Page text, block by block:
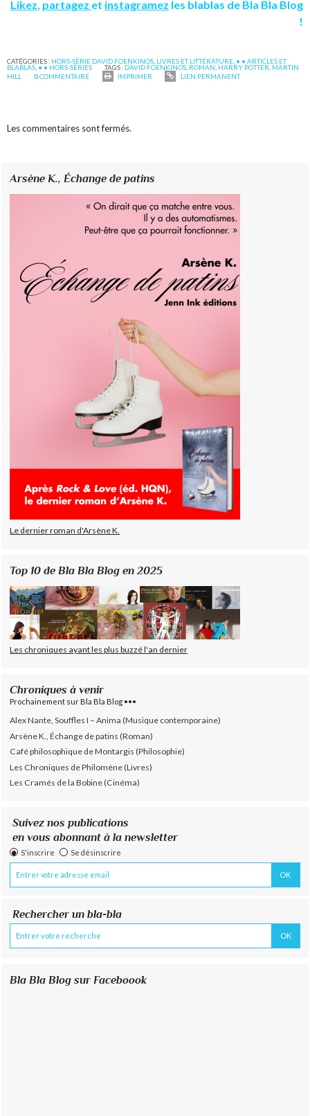
Likez, partagez et instagramez les blablas de Bla Bla Blog
!
CATÉGORIES : HORS-SÉRIE DAVID FOENKINOS LIVRES ET LITTÉRATURE • • ARTICLES ET
BLABLAS • • HORS-SÉRIES TAGS : DAVID FOENKINOS ROMAN HARRY POTTER MARTIN
HILL
0COMMENTAIRE IMPRIMER LIEN PERMANENT
Les commentaires sont fermés.
Arsène K.,Échange de patins
Le dernier roman d'Arsène K.
Top 10 de Bla Bla Blog en 2025
Les chroniques ayant les plus buzzé l'an dernier
Chroniques à venir
Prochainement sur Bla Bla Blog •••
Alex Nante, Souffles I – Anima (Musique contemporaine)
Arsène K., Échange de patins (Roman)
Café philosophique de Montargis (Philosophie)
Les Chroniques de Philomène (Livres)
Les Cramés de la Bobine (Cinéma)
Suivez nos publications
en vous abonnant à la newsletter
S'inscrire Se désinscrire
Rechercher un bla-bla
Bla Bla Blog sur Faceboook